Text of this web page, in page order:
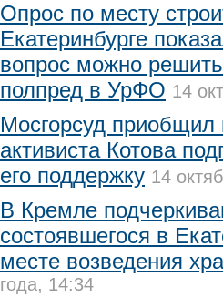
Опрос по месту
Екатеринбурге
вопрос можно
полпред в УрФО 14
Мосгорсуд приобщил
активиста Котова
его поддержку 14
В Кремле
состоявшегося в
месте возведения
года, 14:34